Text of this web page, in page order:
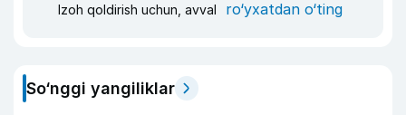
Izoh qoldirish uchun, avval ro‘yxatdan o‘ting
So‘nggi yangiliklar